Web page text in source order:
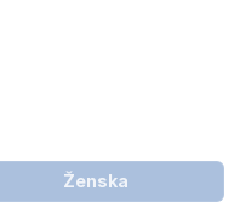
Ženska